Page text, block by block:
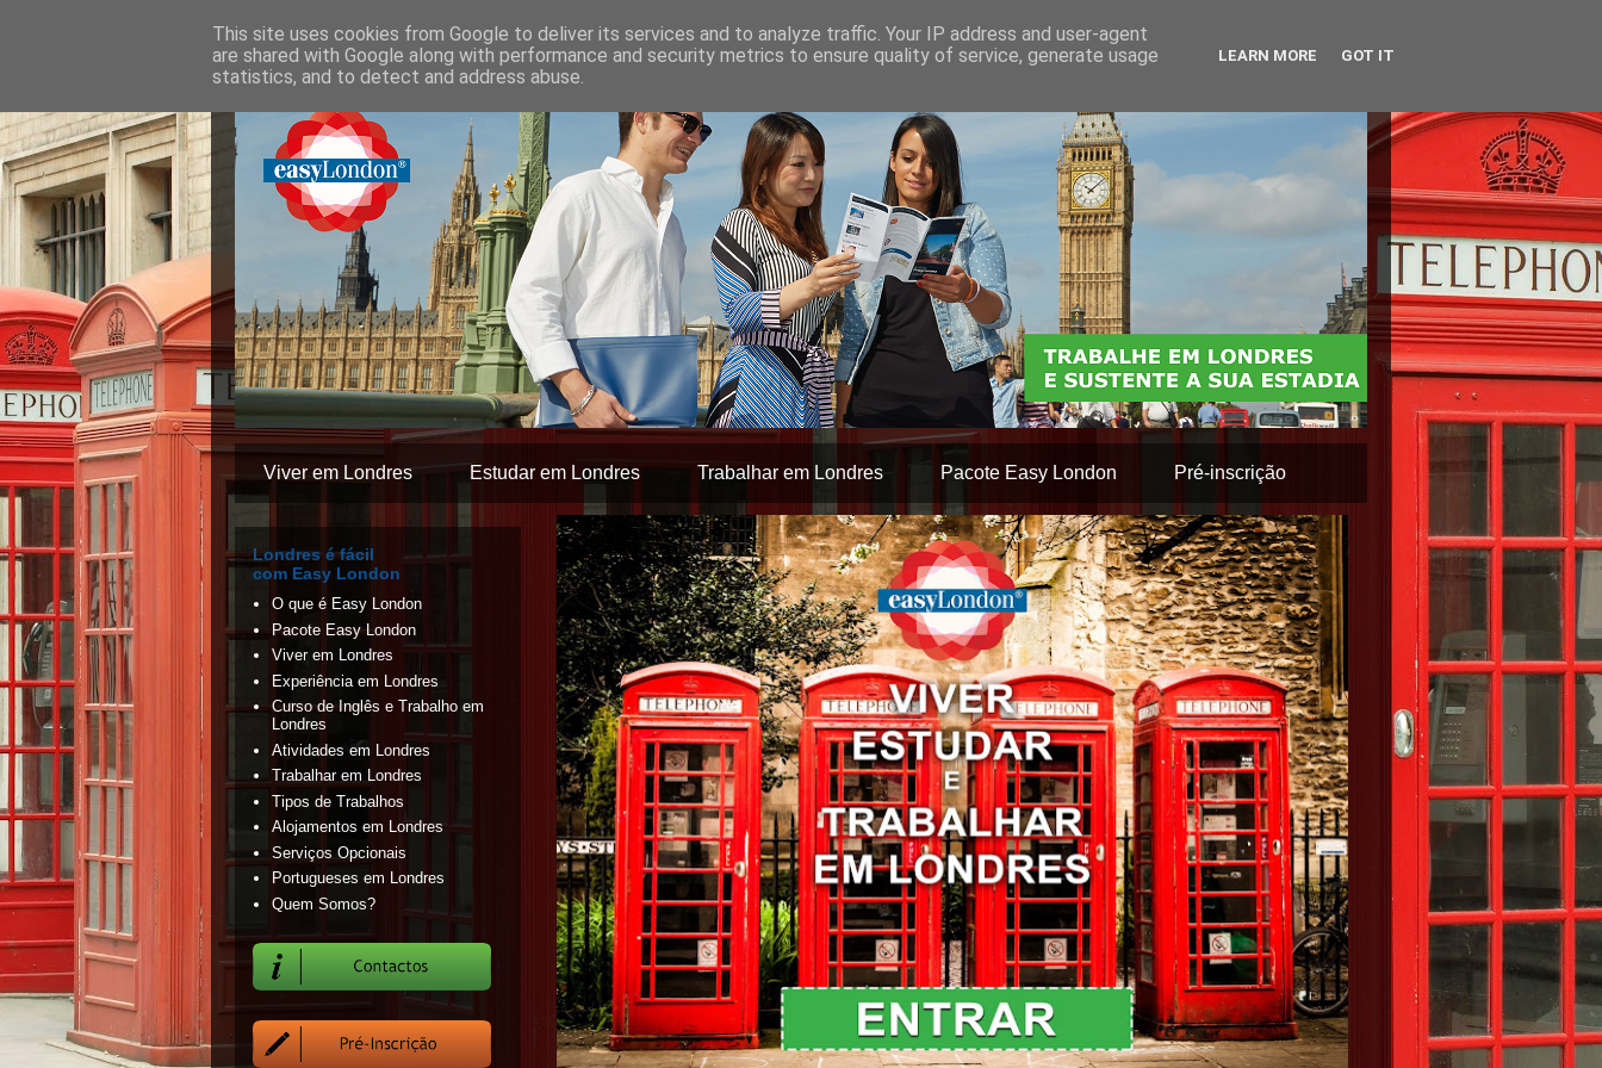
Viver em Londres Estudar em Londres Trabalhar em Londres Pacote Easy London Pré-inscrição
Easy London
Londres é fácil
com Easy London
O que é Easy London
Pacote Easy London
Viver em Londres
Experiência em Londres
Curso de Inglês e Trabalho em
Londres
Atividades em Londres
Trabalhar em Londres
Tipos de Trabalhos
Alojamentos em Londres
Serviços Opcionais
Portugueses em Londres
Quem Somos?
This site uses cookies from Google to deliver its services and to analyze traffic. Your IP address and user-agent
are shared with Google along with performance and security metrics to ensure quality of service, generate usage
statistics, and to detect and address abuse.
LEARN MORE GOT IT